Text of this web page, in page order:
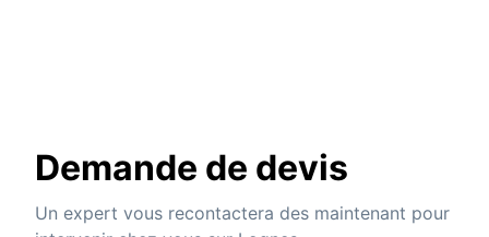
Demande de devis
Un expert vous recontactera des maintenant pour